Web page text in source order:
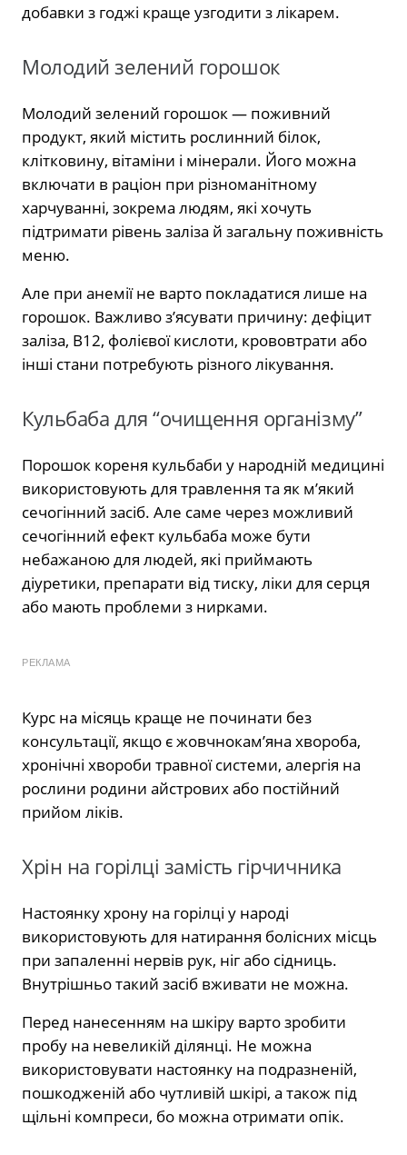
добавки з годжі краще узгодити з лікарем.
Молодий зелений горошок
Молодий зелений горошок — поживний
продукт, який містить рослинний білок,
клітковину, вітаміни і мінерали. Його можна
включати в раціон при різноманітному
харчуванні, зокрема людям, які хочуть
підтримати рівень заліза й загальну поживність
меню.
Але при анемії не варто покладатися лише на
горошок. Важливо з’ясувати причину: дефіцит
заліза, В12, фолієвої кислоти, крововтрати або
інші стани потребують різного лікування.
Кульбаба для “очищення організму”
Порошок кореня кульбаби у народній медицині
використовують для травлення та як м’який
сечогінний засіб. Але саме через можливий
сечогінний ефект кульбаба може бути
небажаною для людей, які приймають
діуретики, препарати від тиску, ліки для серця
або мають проблеми з нирками.
РЕКЛАМА
Курс на місяць краще не починати без
консультації, якщо є жовчнокам’яна хвороба,
хронічні хвороби травної системи, алергія на
рослини родини айстрових або постійний
прийом ліків.
Хрін на горілці замість гірчичника
Настоянку хрону на горілці у народі
використовують для натирання болісних місць
при запаленні нервів рук, ніг або сідниць.
Внутрішньо такий засіб вживати не можна.
Перед нанесенням на шкіру варто зробити
пробу на невеликій ділянці. Не можна
використовувати настоянку на подразненій,
пошкодженій або чутливій шкірі, а також під
щільні компреси, бо можна отримати опік.